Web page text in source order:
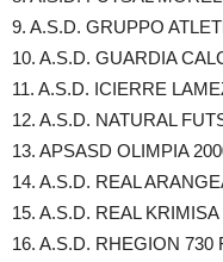
9. A.S.D. GRUPPO
10. A.S.D. GUARDIA
11. A.S.D. ICIERRE
12. A.S.D. NATURAL
13. APSASD OLIMPIA
14. A.S.D. REAL
15. A.S.D. REAL KRIMISA
16. A.S.D. RHEGION 730